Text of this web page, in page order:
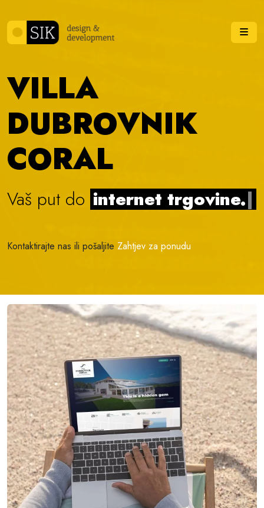
VILLA
DUBROVNIK
CORAL
Vaš put do internet trgovine.|
Kontaktirajte nas ili pošaljite Zahtjev za ponudu